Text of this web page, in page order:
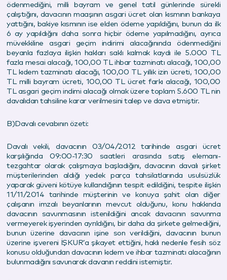
ödenmediğini, milli bayram ve genel tatil günlerinde sürekli
çalıştığını, davacının maaşının asgari ücret olan kısmının bankaya
yattığını, bakiye kısmının ise elden ödeme yapıldığını, bunun da ilk
6 ay yapıldığını daha sonra hiçbir ödeme yapılmadığını, ayrıca
müvekkiline asgari geçim indirimi alacağınında ödenmediğini
beyanla fazlaya ilişkin hakları saklı kalmak kaydı ile 5.000 TL
fazla mesai alacağı, 100,00 TL ihbar tazminatı alacağı, 100,00
TL kıdem tazminatı alacağı, 100,00 TL yıllık izin ücreti, 100,00
TL milli bayram ücreti, 100,00 TL ücret farkı alacağı, 100,00
TL asgari geçim indimi alacağı olmak üzere toplam 5.600 TL nin
davalıdan tahsiline karar verilmesini talep ve dava etmiştir.
B)Davalı cevabının özeti:
Davalı vekili, davacının 03/04/2012 tarihinde asgari ücret
karşılığında 09:00-17:30 saatleri arasında satış elemanı-
tezgahtar olarak çalışmaya başladığını, davacının davalı şirket
müşterilerinden aldığı yedek parça tahsilatlarında usulsüzlük
yaparak güveni kötüye kullandığının tespit edildiğini, tespite ilişkin
11/11/2014 tarihinde müşterinin ve konuya şahit olan diğer
çalışanın imzalı beyanlarının mevcut olduğunu, konu hakkında
davacının savunmasının istenildiğini ancak davacının savunma
vermeyerek işyerinden ayrıldığını, bir daha da şirkete gelmediğini,
bunun üzerine davacının işine son verildiğini, davacının bunun
üzerine işvereni İŞKUR’a şikayet ettiğini, haklı nedenle fesih söz
konusu olduğundan davacının kıdem ve ihbar tazminatı alacağının
bulunmadığını savunarak davanın reddini istemiştir.